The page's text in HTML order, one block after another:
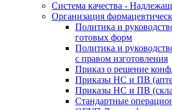
Система качества -
Организация
Политика и
готовых форм
Политика и
с правом изготовления
Приказ о решение
Приказы НС и ПВ
Приказы НС и ПВ
Стандартные